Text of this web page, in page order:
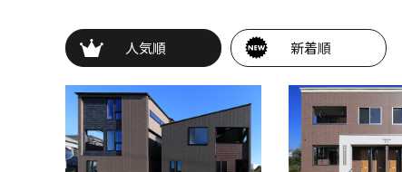
人気順 新着順